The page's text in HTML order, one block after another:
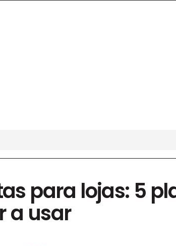
para lojas: 5
a usar